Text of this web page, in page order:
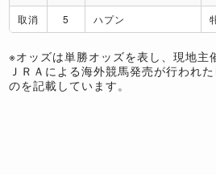
取消
5 ハプン
※オッズは単勝オッズを表し、現地主
ＪＲＡによる海外競馬発売が行われ
のを記載しています。